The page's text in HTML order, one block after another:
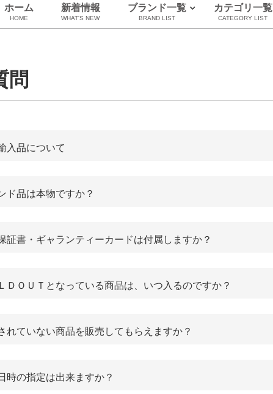
ホーム
HOME
新着情報
WHAT'S NEW
ブランド一覧
BRAND LIST
カテゴリ一覧
CATEGORY LIST
問
入品について
ド品は本物ですか？
証書・ギャランティーカードは付属しますか？
ＤＯＵＴとなっている商品は、いつ入るのですか？
れていない商品を販売してもらえますか？
時の指定は出来ますか？